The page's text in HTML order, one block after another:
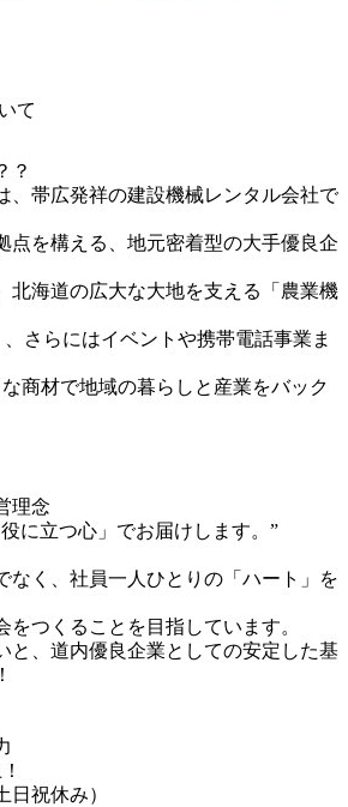
て
？
、帯広発祥の建設機械レンタル会社で
点を構える、地元密着型の大手優良企
北海道の広大な大地を支える「農業機
さらにはイベントや携帯電話事業ま
商材で地域の暮らしと産業をバック
理念
に立つ心」でお届けします。”
なく、社員一人ひとりの「ハート」を
をつくることを目指しています。
と、道内優良企業としての安定した基
日祝休み）